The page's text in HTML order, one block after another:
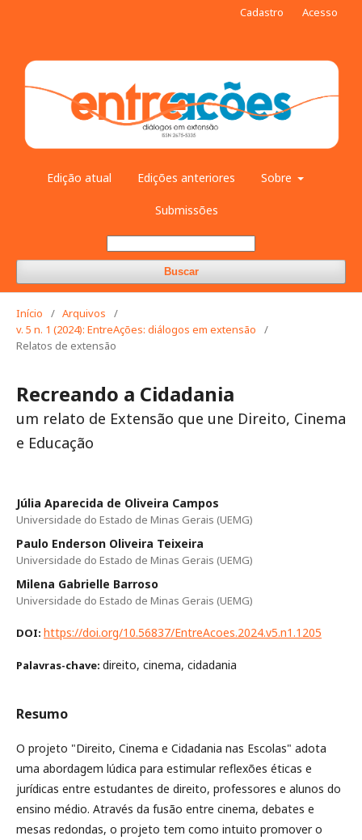
Edição atual Edições anteriores Sobre
Submissões
Buscar
Cadastro Acesso
Início / Arquivos
/
v. 5 n. 1 (2024): EntreAções: diálogos em extensão
/
Relatos de extensão
Recreando a Cidadania
um relato de Extensão que une Direito, Cinema
e Educação
Júlia Aparecida de Oliveira Campos
Universidade do Estado de Minas Gerais (UEMG)
Paulo Enderson Oliveira Teixeira
Universidade do Estado de Minas Gerais (UEMG)
Milena Gabrielle Barroso
Universidade do Estado de Minas Gerais (UEMG)
DOI: https://doi.org/10.56837/EntreAcoes.2024.v5.n1.1205
Palavras-chave: direito, cinema, cidadania
Resumo
O projeto "Direito, Cinema e Cidadania nas Escolas" adota
uma abordagem lúdica para estimular reflexões éticas e
jurídicas entre estudantes de direito, professores e alunos do
ensino médio. Através da fusão entre cinema, debates e
mesas redondas, o projeto tem como intuito promover o